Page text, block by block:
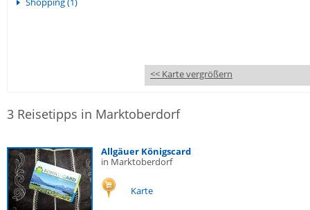
<< Karte vergrößern
3 Reisetipps in Marktoberdorf
Allgäuer Königscard
in Marktoberdorf
Karte